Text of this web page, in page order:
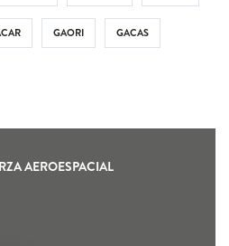
GAORI GACAS
AEROESPACIAL